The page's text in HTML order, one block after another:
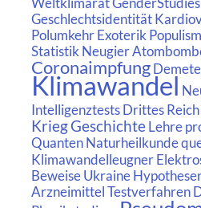
Geschlechtsidentität
PolumkehrExoterik
StatistikNeugier
Coronaimpfung
Klimawandel
IntelligenztestsDrittes Reich
KriegGeschichteLehre
QuantenNaturheilkunde
Klimawandelleugner
BeweiseUkraine
ArzneimittelTestverfahren